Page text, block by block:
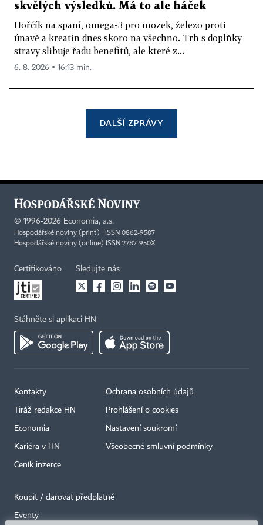
skvělých výsledků. Má to ale háček
Hořčík na spaní, omega-3 pro mozek, železo proti
únavě a kreatin dnes skoro na všechno. Trh s doplňky
stravy slibuje řadu benefitů, ale které z...
6. 8. 2026 ▪ 16:13 min.
DALŠÍ ZPRÁVY
© 1996-2026 Economia, a.s.
Hospodářské noviny (print) ISSN 0862-9587
Hospodářské noviny (online) ISSN 2787-950X
Certifikováno Sledujte nás
Stáhněte si aplikaci HN
Kontakty
Tiráž redakce HN
Economia
Kariéra v HN
Ceník inzerce
Ochrana osobních údajů
Prohlášení o cookies
Nastavení soukromí
Všeobecné smluvní podmínky
Koupit / darovat předplatné
Eventy